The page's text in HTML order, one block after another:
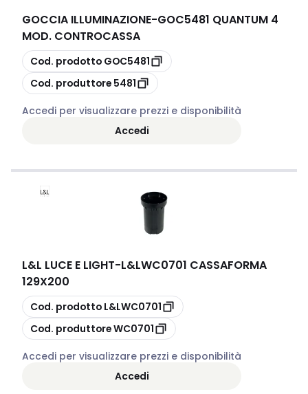
GOCCIA ILLUMINAZIONE-GOC5481 QUANTUM 4
MOD. CONTROCASSA
copia
Cod. prodotto GOC5481
copia
Cod. produttore 5481
Accedi per visualizzare prezzi e disponibilità
Accedi
L&L LUCE E LIGHT-L&LWC0701 CASSAFORMA
129X200
copia
Cod. prodotto L&LWC0701
copia
Cod. produttoreWC0701
Accedi per visualizzare prezzi e disponibilità
Accedi